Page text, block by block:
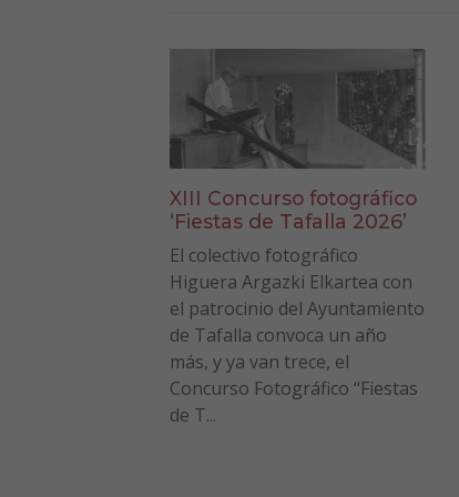
XIII Concurso fotográfico
‘Fiestas de Tafalla 2026’
El colectivo fotográfico
Higuera Argazki Elkartea con
el patrocinio del Ayuntamiento
de Tafalla convoca un año
más, y ya van trece, el
Concurso Fotográfico “Fiestas
de T...